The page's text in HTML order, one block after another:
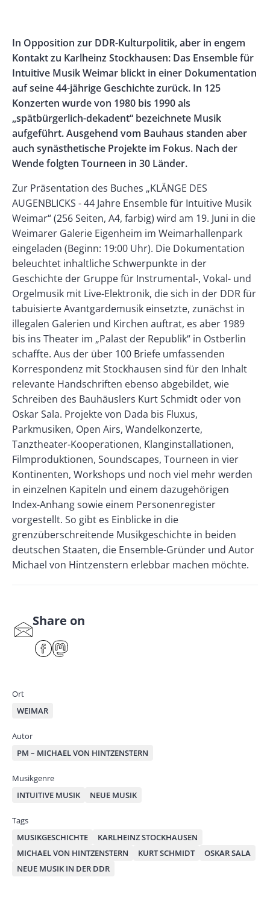
Left
Rectangle
Right
Body
In Opposition zur DDR-Kulturpolitik, aber in engem
Kontakt zu Karlheinz Stockhausen: Das Ensemble für
Intuitive Musik Weimar blickt in einer Dokumentation
auf seine 44-jährige Geschichte zurück. In 125
Konzerten wurde von 1980 bis 1990 als
„spätbürgerlich-dekadent“ bezeichnete Musik
aufgeführt. Ausgehend vom Bauhaus standen aber
auch synästhetische Projekte im Fokus. Nach der
Wende folgten Tourneen in 30 Länder.
Zur Präsentation des Buches „KLÄNGE DES
AUGENBLICKS - 44 Jahre Ensemble für Intuitive Musik
Weimar“ (256 Seiten, A4, farbig) wird am 19. Juni in die
Weimarer Galerie Eigenheim im Weimarhallenpark
eingeladen (Beginn: 19:00 Uhr). Die Dokumentation
beleuchtet inhaltliche Schwerpunkte in der
Geschichte der Gruppe für Instrumental-, Vokal- und
Orgelmusik mit Live-Elektronik, die sich in der DDR für
tabuisierte Avantgardemusik einsetzte, zunächst in
illegalen Galerien und Kirchen auftrat, es aber 1989
bis ins Theater im „Palast der Republik“ in Ostberlin
schaffte. Aus der über 100 Briefe umfassenden
Korrespondenz mit Stockhausen sind für den Inhalt
relevante Handschriften ebenso abgebildet, wie
Schreiben des Bauhäuslers Kurt Schmidt oder von
Oskar Sala. Projekte von Dada bis Fluxus,
Parkmusiken, Open Airs, Wandelkonzerte,
Tanztheater-Kooperationen, Klanginstallationen,
Filmproduktionen, Soundscapes, Tourneen in vier
Kontinenten, Workshops und noch viel mehr werden
in einzelnen Kapiteln und einem dazugehörigen
Index-Anhang sowie einem Personenregister
vorgestellt. So gibt es Einblicke in die
grenzüberschreitende Musikgeschichte in beiden
deutschen Staaten, die Ensemble-Gründer und Autor
Michael von Hintzenstern erlebbar machen möchte.
S
Share on
F
Ort
WEIMAR
Autor
PM – MICHAEL VON HINTZENSTERN
Musikgenre
INTUITIVE MUSIK
NEUE MUSIK
Tags
MUSIKGESCHICHTE
KARLHEINZ STOCKHAUSEN
MICHAEL VON HINTZENSTERN
KURT SCHMIDT
OSKAR SALA
NEUE MUSIK IN DER DDR